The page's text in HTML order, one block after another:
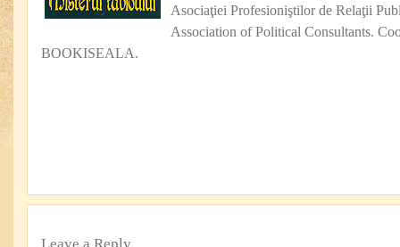
Asociaţiei Profesioniştilor de Relaţii
Association of Political Consultants.
BOOKISEALA.